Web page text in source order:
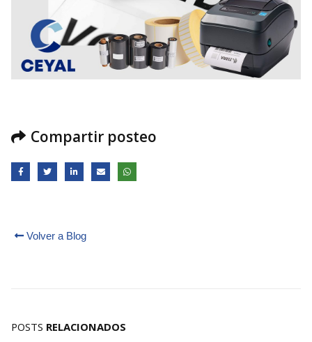
Compartir posteo
Volver a Blog
POSTS RELACIONADOS